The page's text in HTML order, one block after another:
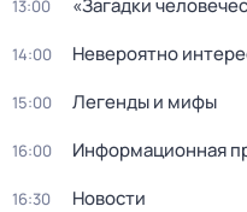
13:00 «Загадки
14:00 Невероятно
15:00 Легенды и мифы
16:00 Информационная
16:30 Новости